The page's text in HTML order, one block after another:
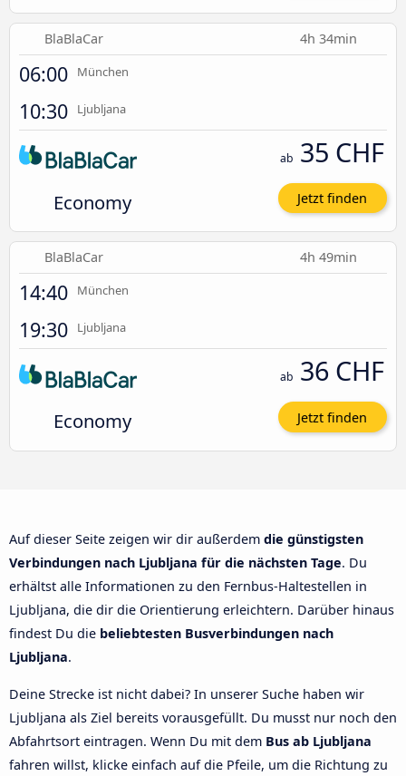
BlaBlaCar 4h 34min
06:00 München
10:30 Ljubljana
Economy
ab 35 CHF
Jetzt finden
BlaBlaCar 4h 49min
14:40 München
19:30 Ljubljana
Economy
ab 36 CHF
Jetzt finden
Auf dieser Seite zeigen wir dir außerdem die günstigsten
Verbindungen nach Ljubljana für die nächsten Tage. Du
erhältst alle Informationen zu den Fernbus-Haltestellen in
Ljubljana, die dir die Orientierung erleichtern. Darüber hinaus
findest Du die beliebtesten Busverbindungen nach
Ljubljana.
Deine Strecke ist nicht dabei? In unserer Suche haben wir
Ljubljana als Ziel bereits vorausgefüllt. Du musst nur noch den
Abfahrtsort eintragen. Wenn Du mit dem Bus ab Ljubljana
fahren willst, klicke einfach auf die Pfeile, um die Richtung zu